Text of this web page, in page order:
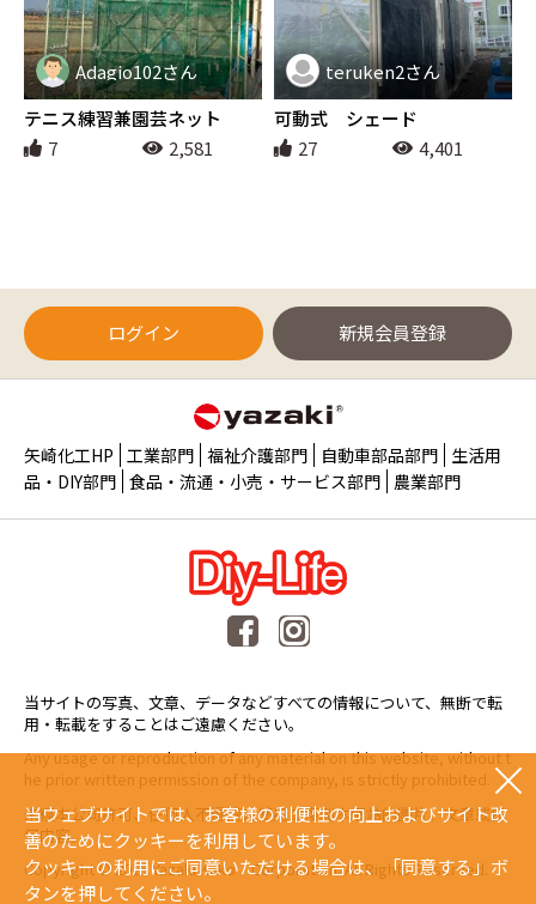
アウトドア
Adagio102さん
テニス練習兼園芸ネット
7
2,581
エクステリア
teruken2さん
可動式 シェード
27
4,401
ログイン 新規会員登録
矢崎化工HP 工業部門 福祉介護部門 自動車部品部門 生活用
品・DIY部門 食品・流通・小売・サービス部門 農業部門
当サイトの写真、文章、データなどすべての情報について、無断で転
用・転載をすることはご遠慮ください。
Any usage or reproduction of any material on this website, without t
he prior written permission of the company, is strictly prohibited.
未經本公司許可、任何人不得擅自使用或複製本網站的圖片、文章或任
何内容。
Copyright © 2015 Yazaki Kako Corporation. All Rights Reserved.
当ウェブサイトでは、お客様の利便性の向上およびサイト改
善のためにクッキーを利用しています。
クッキーの利用にご同意いただける場合は、「同意する」ボ
タンを押してください。